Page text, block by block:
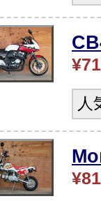
人